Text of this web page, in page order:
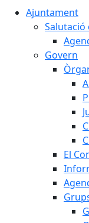
Ajuntament
Salutació
Govern
El